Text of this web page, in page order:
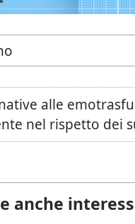
alle
nel rispetto dei
anche